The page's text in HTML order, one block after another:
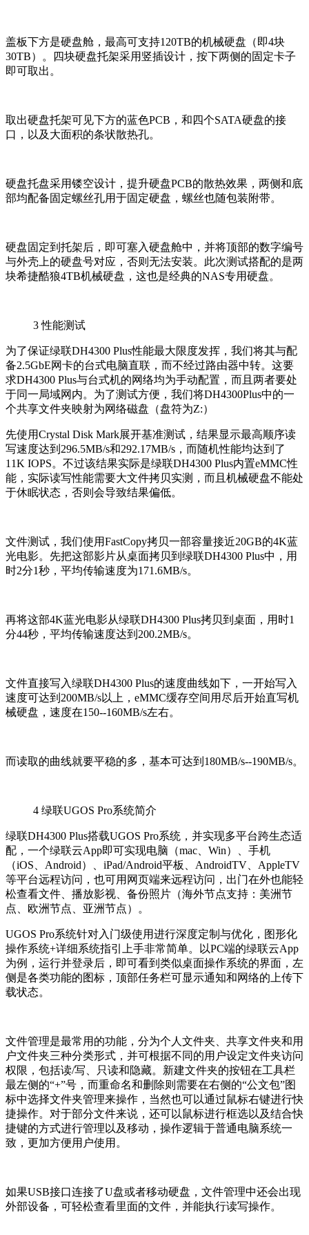
盖板下方是硬盘舱，最高可支持120TB的机械硬盘（即4块
30TB）。四块硬盘托架采用竖插设计，按下两侧的固定卡子
即可取出。
取出硬盘托架可见下方的蓝色PCB，和四个SATA硬盘的接
口，以及大面积的条状散热孔。
硬盘托盘采用镂空设计，提升硬盘PCB的散热效果，两侧和底
部均配备固定螺丝孔用于固定硬盘，螺丝也随包装附带。
硬盘固定到托架后，即可塞入硬盘舱中，并将顶部的数字编号
与外壳上的硬盘号对应，否则无法安装。此次测试搭配的是两
块希捷酷狼4TB机械硬盘，这也是经典的NAS专用硬盘。
3性能测试
为了保证绿联DH4300 Plus性能最大限度发挥，我们将其与配
备2.5GbE网卡的台式电脑直联，而不经过路由器中转。这要
求DH4300 Plus与台式机的网络均为手动配置，而且两者要处
于同一局域网内。为了测试方便，我们将DH4300Plus中的一
个共享文件夹映射为网络磁盘（盘符为Z:）
先使用Crystal Disk Mark展开基准测试，结果显示最高顺序读
写速度达到296.5MB/s和292.17MB/s，而随机性能均达到了
11K IOPS。不过该结果实际是绿联DH4300 Plus内置eMMC性
能，实际读写性能需要大文件拷贝实测，而且机械硬盘不能处
于休眠状态，否则会导致结果偏低。
文件测试，我们使用FastCopy拷贝一部容量接近20GB的4K蓝
光电影。先把这部影片从桌面拷贝到绿联DH4300 Plus中，用
时2分1秒，平均传输速度为171.6MB/s。
再将这部4K蓝光电影从绿联DH4300 Plus拷贝到桌面，用时1
分44秒，平均传输速度达到200.2MB/s。
文件直接写入绿联DH4300 Plus的速度曲线如下，一开始写入
速度可达到200MB/s以上，eMMC缓存空间用尽后开始直写机
械硬盘，速度在150--160MB/s左右。
而读取的曲线就要平稳的多，基本可达到180MB/s--190MB/s。
4 绿联UGOS Pro系统简介
绿联DH4300 Plus搭载UGOS Pro系统，并实现多平台跨生态适
配，一个绿联云App即可实现电脑（mac、Win）、手机
（iOS、Android）、iPad/Android平板、AndroidTV、AppleTV
等平台远程访问，也可用网页端来远程访问，出门在外也能轻
松查看文件、播放影视、备份照片（海外节点支持：美洲节
点、欧洲节点、亚洲节点）。
UGOS Pro系统针对入门级使用进行深度定制与优化，图形化
操作系统+详细系统指引上手非常简单。以PC端的绿联云App
为例，运行并登录后，即可看到类似桌面操作系统的界面，左
侧是各类功能的图标，顶部任务栏可显示通知和网络的上传下
载状态。
文件管理是最常用的功能，分为个人文件夹、共享文件夹和用
户文件夹三种分类形式，并可根据不同的用户设定文件夹访问
权限，包括读/写、只读和隐藏。新建文件夹的按钮在工具栏
最左侧的“+”号，而重命名和删除则需要在右侧的“公文包”图
标中选择文件夹管理来操作，当然也可以通过鼠标右键进行快
捷操作。对于部分文件来说，还可以鼠标进行框选以及结合快
捷键的方式进行管理以及移动，操作逻辑于普通电脑系统一
致，更加方便用户使用。
如果USB接口连接了U盘或者移动硬盘，文件管理中还会出现
外部设备，可轻松查看里面的文件，并能执行读写操作。